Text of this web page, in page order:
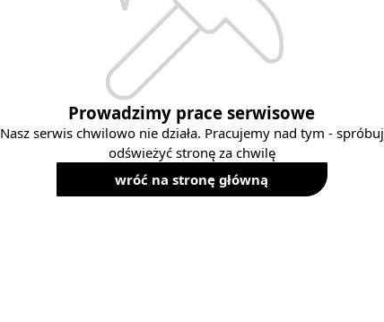
Prowadzimy prace serwisowe
Nasz serwis chwilowo nie działa. Pracujemy nad tym - spróbuj
odświeżyć stronę za chwilę
wróć na stronę główną